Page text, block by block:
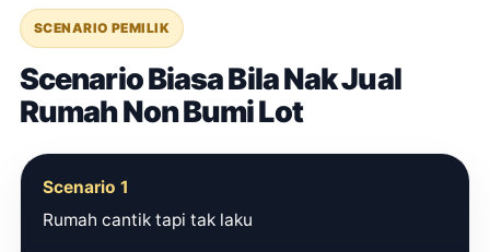
SCENARIO PEMILIK
Scenario Biasa Bila Nak Jual
Rumah Non Bumi Lot
Scenario 1
Rumah cantik tapi tak laku